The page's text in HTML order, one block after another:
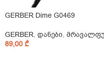
GERBER Dime G0469
GERBER, დანები,
89,00 ₾